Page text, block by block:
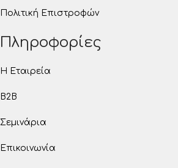
Πολιτική Επιστροφών
Πληροφορίες
Η Εταιρεία
B2B
Σεμινάρια
Επικοινωνία